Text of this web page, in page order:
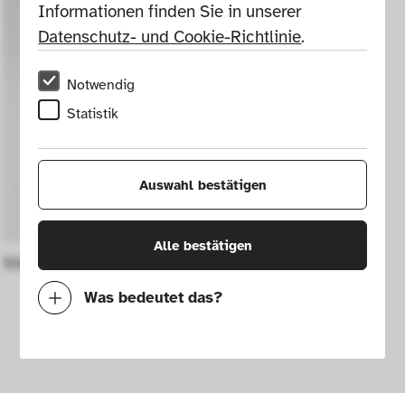
Informationen finden Sie in unserer
Datenschutz- und Cookie-Richtlinie.
Notwendig
Statistik
Auswahl bestätigen
Alle bestätigen
Was bedeutet das?
Mit diesen Cookies können wir durch
Silberne Cafetière Ref. 4854